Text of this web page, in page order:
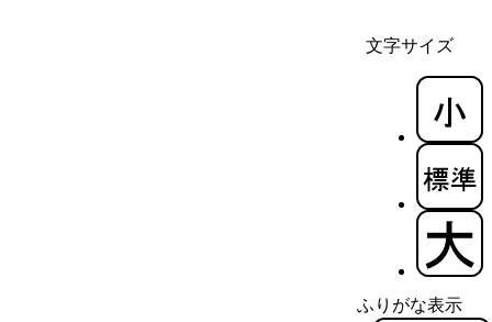
文字サイズ
ふりがな表示